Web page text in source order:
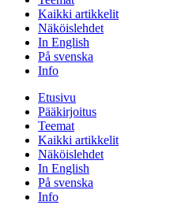
Kaikki artikkelit
Näköislehdet
In English
På svenska
Info
Etusivu
Pääkirjoitus
Teemat
Kaikki artikkelit
Näköislehdet
In English
På svenska
Info